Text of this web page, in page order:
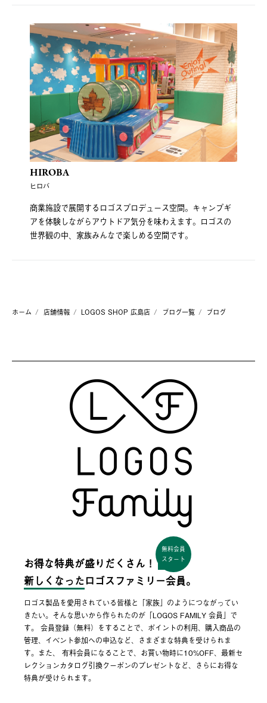
HIROBA
ヒロバ
商業施設で展開するロゴスプロデュース空間。キャンプギ
アを体験しながらアウトドア気分を味わえます。ロゴスの
世界観の中、家族みんなで楽しめる空間です。
ホーム 店舗情報 LOGOS SHOP 広島店 ブログ一覧 ブログ
お得な特典が盛りだくさん！
無料会員
スタート
新しくなった ロゴスファミリー会員。
ロゴス製品を愛用されている皆様と「家族」のようにつながってい
きたい。そんな思いから作られたのが「LOGOS FAMILY 会員」で
す。 会員登録（無料）をすることで、ポイントの利用、購入商品の
管理、イベント参加への申込など、さまざまな特典を受けられま
す。また、 有料会員になることで、お買い物時に10%OFF、最新セ
レクションカタログ引換クーポンのプレゼントなど、さらにお得な
特典が受けられます。